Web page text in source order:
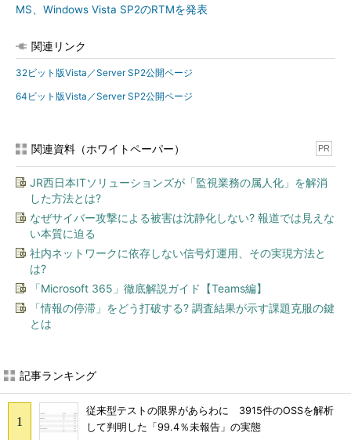
MS、Windows Vista SP2のRTMを発表
関連リンク
32ビット版Vista／Server SP2公開ページ
64ビット版Vista／Server SP2公開ページ
関連資料（ホワイトペーパー） PR
JR西日本ITソリューションズが「監視業務の属人化」を解消
した方法とは?
なぜサイバー攻撃による被害は沈静化しない? 報道では見えな
い本質に迫る
社内ネットワークに依存しない信号灯運用、その実現方法と
は?
「Microsoft 365」徹底解説ガイド【Teams編】
「情報の停滞」をどう打破する? 調査結果が示す課題克服の鍵
とは
記事ランキング
従来型テストの限界があらわに 3915件のOSSを解析
して判明した「99.4％未報告」の実態